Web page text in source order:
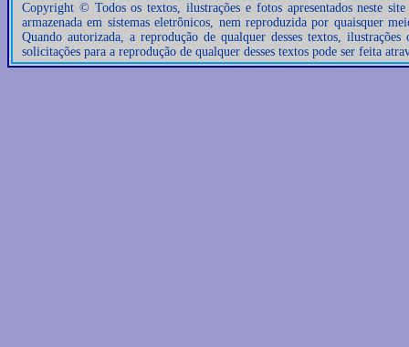
Copyright © Todos os textos, ilustrações e fotos apresentados neste
armazenada em sistemas eletrônicos, nem reproduzida por quaisquer
Quando autorizada, a reprodução de qualquer desses textos,
solicitações para a reprodução de qualquer desses textos pode ser feita